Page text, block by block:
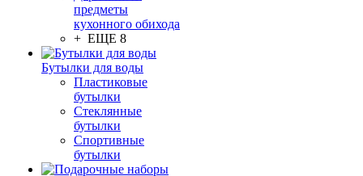
предметы
кухонного обихода
+ ЕЩЕ 8
Бутылки для воды
Пластиковые
бутылки
Стеклянные
бутылки
Спортивные
бутылки